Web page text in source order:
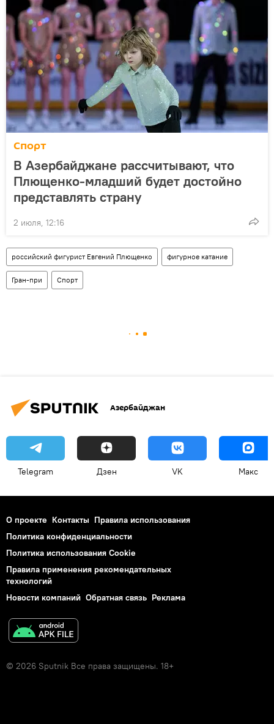
Спорт
В Азербайджане рассчитывают, что
Плющенко-младший будет достойно
представлять страну
2 июля, 12:16
российский фигурист Евгений Плющенко фигурное катание
Гран-при Спорт
Азербайджан
Telegram Дзен VK Макс
О проекте Контакты Правила использования
Политика конфиденциальности
Политика использования Cookie
Правила применения рекомендательных
технологий
Новости компаний Обратная связь Реклама
© 2026 Sputnik Все права защищены. 18+